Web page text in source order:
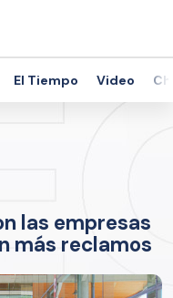
El Tiempo Video
las empresas
más reclamos